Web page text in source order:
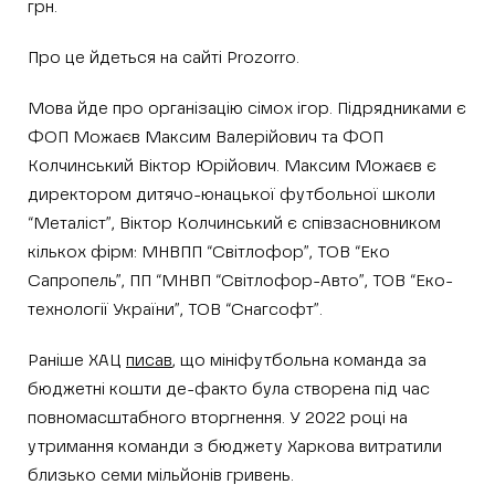
грн.
Про це йдеться на сайті Prozorro.
Мова йде про організацію сімох ігор. Підрядниками є
ФОП Можаєв Максим Валерійович та ФОП
Колчинський Віктор Юрійович. Максим Можаєв є
директором дитячо-юнацької футбольної школи
“Металіст”, Віктор Колчинський є співзасновником
кількох фірм: МНВПП “Світлофор”, ТОВ “Еко
Сапропель”, ПП “МНВП “Світлофор-Авто”, ТОВ “Еко-
технології України”, ТОВ “Снагсофт”.
Раніше ХАЦ писав, що мініфутбольна команда за
бюджетні кошти де-факто була створена під час
повномасштабного вторгнення. У 2022 році на
утримання команди з бюджету Харкова витратили
близько семи мільйонів гривень.